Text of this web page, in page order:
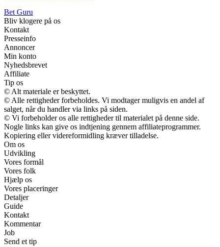
Bet Guru
Bliv klogere på os
Kontakt
Presseinfo
Annoncer
Min konto
Nyhedsbrevet
Affiliate
Tip os
© Alt materiale er beskyttet.
© Alle rettigheder forbeholdes. Vi modtager muligvis en andel af
salget, når du handler via links på siden.
© Vi forbeholder os alle rettigheder til materialet på denne side.
Nogle links kan give os indtjening gennem affiliateprogrammer.
Kopiering eller videreformidling kræver tilladelse.
Om os
Udvikling
Vores formål
Vores folk
Hjælp os
Vores placeringer
Detaljer
Guide
Kontakt
Kommentar
Job
Send et tip